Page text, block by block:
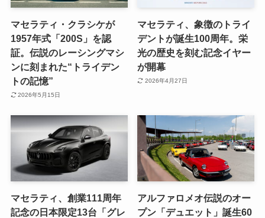
マセラティ・クラシケが
1957年式「200S」を認
証。伝説のレーシングマシ
ンに刻まれた“トライデン
トの記憶”
2026年5月15日
マセラティ、象徴のトライ
デントが誕生100周年。栄
光の歴史を刻む記念イヤー
が開幕
2026年4月27日
マセラティ、創業111周年
記念の日本限定13台「グレ
アルファロメオ伝説のオー
プン「デュエット」誕生60